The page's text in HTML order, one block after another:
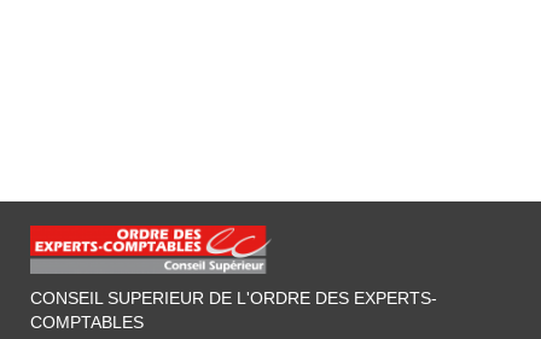
CONSEIL SUPERIEUR DE L'ORDRE DES EXPERTS-
COMPTABLES